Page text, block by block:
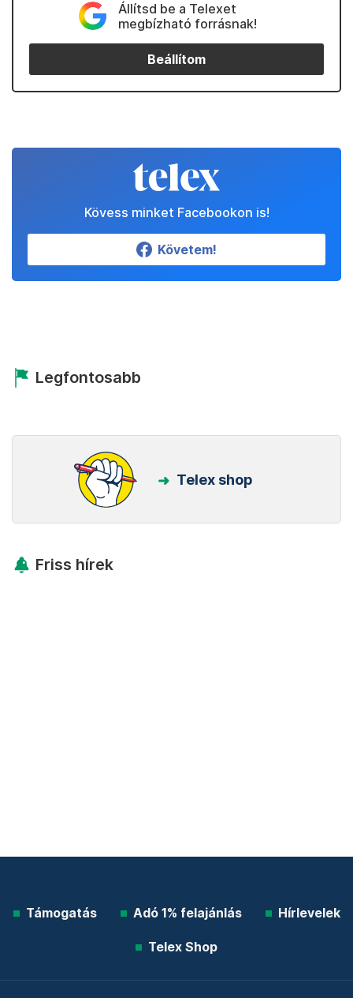
Állítsd be a Telexet
megbízható forrásnak!
Beállítom
Kövess minket Facebookon is!
Követem!
Legfontosabb
Telex shop
Friss hírek
Támogatás Adó 1% felajánlás Hírlevelek
Telex Shop